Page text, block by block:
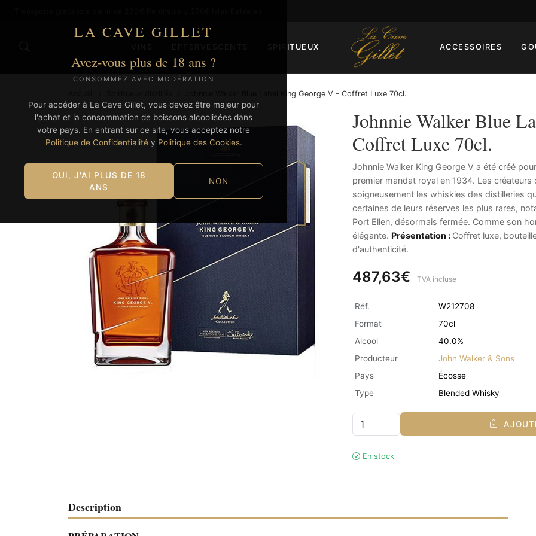
LA CAVE GILLET
Avez-vous plus de 18 ans ?
CONSOMMEZ AVEC MODÉRATION
Pour accéder à La Cave Gillet, vous devez être majeur pour
l'achat et la consommation de boissons alcoolisées dans
votre pays. En entrant sur ce site, vous acceptez notre
Politique de Confidentialitéy Politique des Cookies.
OUI, J'AI PLUS DE 18
ANS
NON
SPIRITUEUX ACCESSOIRES
Johnnie Walker Blue Label King George V - Coffret Luxe 70cl.
Johnnie Walker Blue
Coffret Luxe 70cl.
Johnnie Walker King George V a été créé
premier mandat royal en 1934. Les
soigneusement les whiskies des distilleries
certaines de leurs réserves les plus rares,
Port Ellen, désormais fermée. Comme son
élégante. Présentation : Coffret luxe,
d'authenticité.
487,63€ TVA incluse
Réf.
W212708
Format
70cl
Alcool
40.0%
Producteur
John Walker & Sons
Pays
Écosse
Type
Blended Whisky
En stock
Description